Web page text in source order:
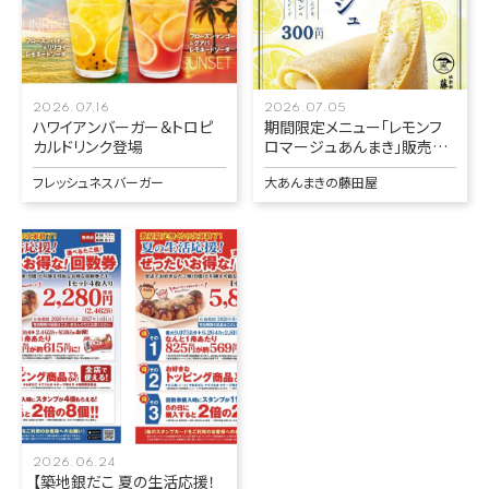
2026.07.16
ハワイアンバーガー＆トロピ
カルドリンク登場
フレッシュネスバーガー
2026.07.05
期間限定メニュー「レモンフ
ロマージュあんまき」販売中
♫
大あんまきの藤田屋
2026.06.24
【築地銀だこ 夏の生活応援！